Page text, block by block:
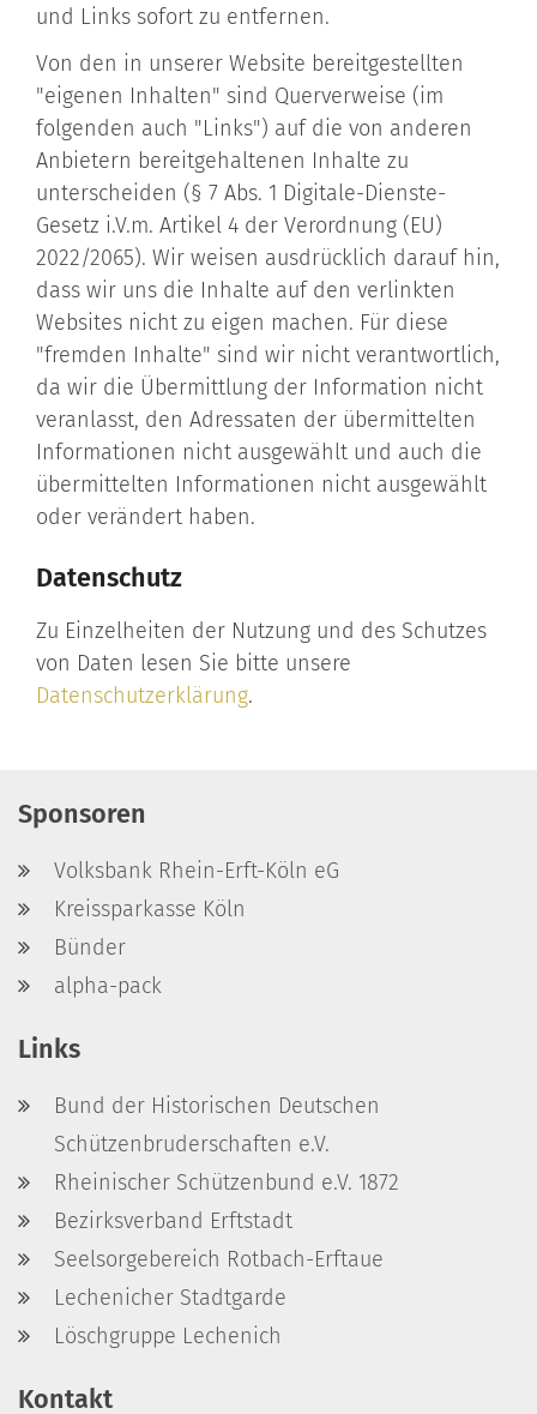
und Links sofort zu entfernen.
Von den in unserer Website bereitgestellten
"eigenen Inhalten" sind Querverweise (im
folgenden auch "Links") auf die von anderen
Anbietern bereitgehaltenen Inhalte zu
unterscheiden (§ 7 Abs. 1 Digitale-Dienste-
Gesetz i.V.m. Artikel 4 der Verordnung (EU)
2022/2065). Wir weisen ausdrücklich darauf hin,
dass wir uns die Inhalte auf den verlinkten
Websites nicht zu eigen machen. Für diese
"fremden Inhalte" sind wir nicht verantwortlich,
da wir die Übermittlung der Information nicht
veranlasst, den Adressaten der übermittelten
Informationen nicht ausgewählt und auch die
übermittelten Informationen nicht ausgewählt
oder verändert haben.
Datenschutz
Zu Einzelheiten der Nutzung und des Schutzes
von Daten lesen Sie bitte unsere
Datenschutzerklärung.
Sponsoren
Volksbank Rhein-Erft-Köln eG
Kreissparkasse Köln
Bünder
alpha-pack
Links
Bund der Historischen Deutschen
Schützenbruderschaften e.V.
Rheinischer Schützenbund e.V. 1872
Bezirksverband Erftstadt
Seelsorgebereich Rotbach-Erftaue
Lechenicher Stadtgarde
Löschgruppe Lechenich
Kontakt